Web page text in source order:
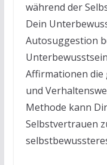
während der
Dein
Autosuggestion
Affirmationen die
und
Methode kann
Selbstvertrauen